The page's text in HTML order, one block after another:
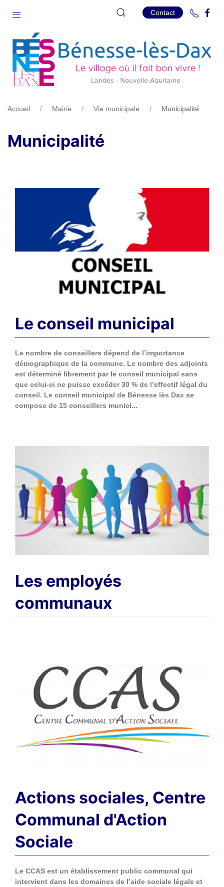
Contact
Accueil Mairie Vie municipale Municipalité
Municipalité
Le conseil municipal
Le nombre de conseillers dépend de l’importance
démographique de la commune. Le nombre des adjoints
est déterminé librement par le conseil municipal sans
que celui-ci ne puisse excéder 30 % de l’effectif légal du
conseil. Le conseil municipal de Bénesse lès Dax se
compose de 15 conseillers munici...
Les employés
communaux
Actions sociales, Centre
Communal d'Action
Sociale
Le CCAS est un établissement public communal qui
intervient dans les domaines de l’aide sociale légale et